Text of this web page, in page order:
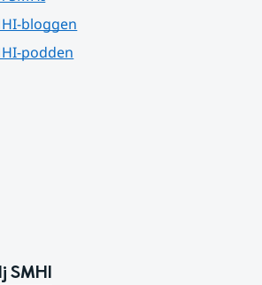
bloggen
podden
SMHI